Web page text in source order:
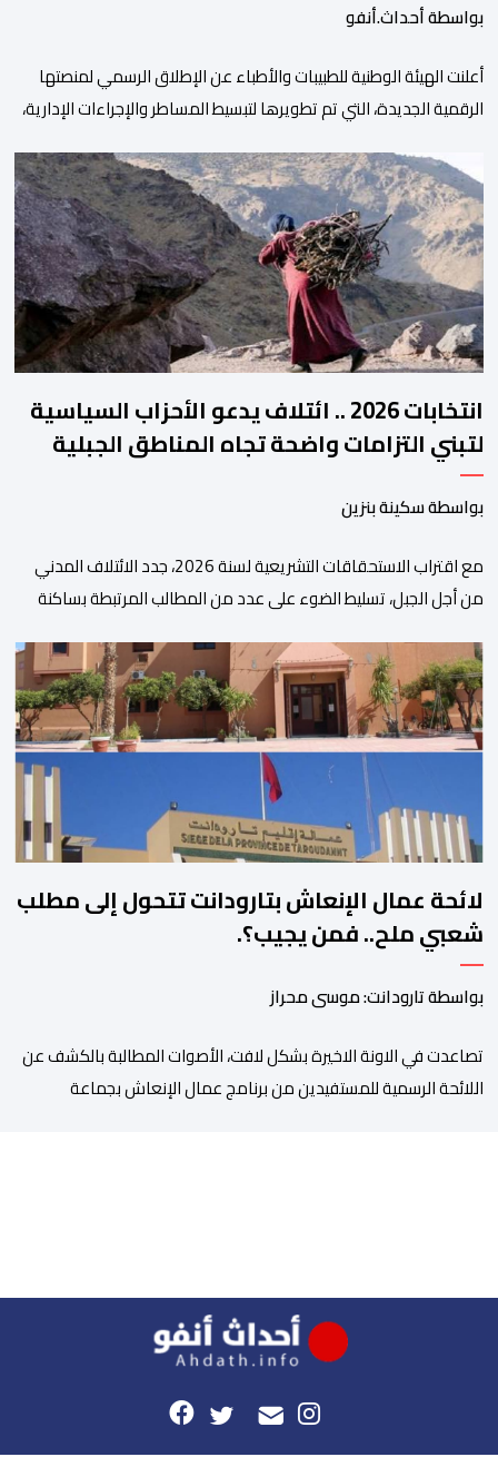
بواسطة أحداث.أنفو
أعلنت الهيئة الوطنية للطبيبات والأطباء عن الإطلاق الرسمي لمنصتها
الرقمية الجديدة، التي تم تطويرها لتبسيط المساطر والإجراءات الإدارية،
والمجالس الجهوية للهيئة إلى جانب الهيئة الوطنية. وذكر بلاغ للهيئة أن
هذه المنصة، التي تم إطلاقها في إطار استراتيجيتها الرامية إلى التحديث
والتحول الرقمي، تشكل خطوة مهمة في […]
انتخابات 2026 .. ائتلاف يدعو الأحزاب السياسية
لتبني التزامات واضحة تجاه المناطق الجبلية
بواسطة سكينة بنزين
مع اقتراب الاستحقاقات التشريعية لسنة 2026، جدد الائتلاف المدني
من أجل الجبل، تسليط الضوء على عدد من المطالب المرتبطة بساكنة
فيها الأحزاب السياسية، إلى ادراج 10 التزامات ضمن برامجها الانتخابية
المنتظرة، في إطار تعاقد سياسي مع المناطق الجبلية والانتقال من
الوعود الانتخابية إلى التزامات عملية […]
لائحة عمال الإنعاش بتارودانت تتحول إلى مطلب
شعبي ملح.. فمن يجيب؟.
بواسطة تارودانت: موسى محراز
تصاعدت في الاونة الاخيرة بشكل لافت، الأصوات المطالبة بالكشف عن
اللائحة الرسمية للمستفيدين من برنامج عمال الإنعاش بجماعة